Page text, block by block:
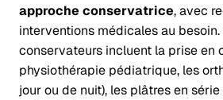
approche conservatrice, avec
interventions médicales au
conservateurs incluent la prise en
physiothérapie pédiatrique, les
jour ou de nuit), les plâtres en